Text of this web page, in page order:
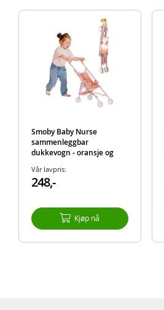
Smoby Baby Nurse
sammenleggbar
dukkevogn - oransje og
Vår lavpris:
248,-
Kjøp nå